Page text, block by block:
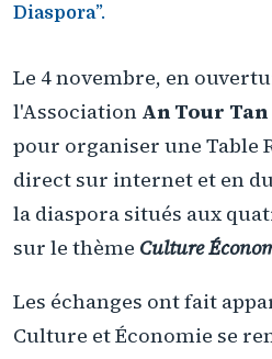
Diaspora”.
Le 4 novembre, en
l'Association An Tour Tan
pour organiser une Table
direct sur internet et en
la diaspora situés aux
sur le thème Culture
Les échanges ont fait
Culture et Économie se